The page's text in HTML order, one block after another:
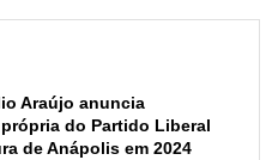
Araújo anuncia
do Partido Liberal
de Anápolis em 2024